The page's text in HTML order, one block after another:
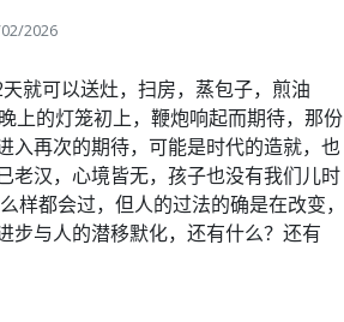
2026
就可以送灶，扫房，蒸包子，煎油
上的灯笼初上，鞭炮响起而期待，那份
入再次的期待，可能是时代的造就，也
老汉，心境皆无，孩子也没有我们儿时
样都会过，但人的过法的确是在改变，
步与人的潜移默化，还有什么？还有